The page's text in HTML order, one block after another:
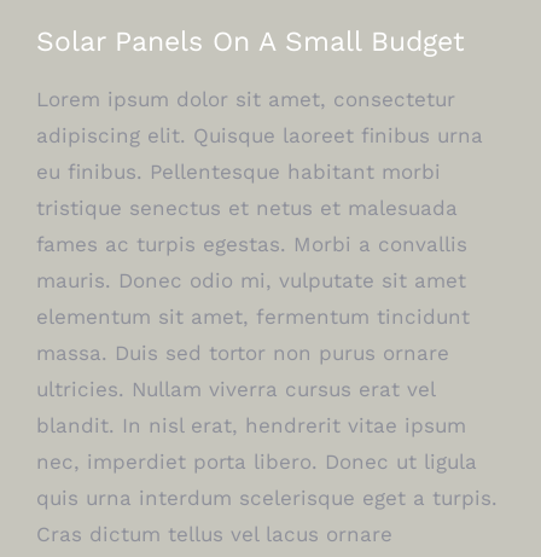
Solar Panels On A Small Budget
Lorem ipsum dolor sit amet, consectetur
adipiscing elit. Quisque laoreet finibus urna
eu finibus. Pellentesque habitant morbi
tristique senectus et netus et malesuada
fames ac turpis egestas. Morbi a convallis
mauris. Donec odio mi, vulputate sit amet
elementum sit amet, fermentum tincidunt
massa. Duis sed tortor non purus ornare
ultricies. Nullam viverra cursus erat vel
blandit. In nisl erat, hendrerit vitae ipsum
nec, imperdiet porta libero. Donec ut ligula
quis urna interdum scelerisque eget a turpis.
Cras dictum tellus vel lacus ornare